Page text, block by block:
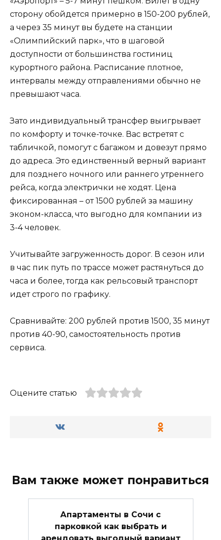
сторону обойдется примерно в 150-200 рублей,
а через 35 минут вы будете на станции
«Олимпийский парк», что в шаговой
доступности от большинства гостиниц
курортного района. Расписание плотное,
интервалы между отправлениями обычно не
превышают часа.
Зато индивидуальный трансфер выигрывает
по комфорту и точке-точке. Вас встретят с
табличкой, помогут с багажом и довезут прямо
до адреса. Это единственный верный вариант
для позднего ночного или раннего утреннего
рейса, когда электрички не ходят. Цена
фиксированная – от 1500 рублей за машину
эконом-класса, что выгодно для компании из
3-4 человек.
Учитывайте загруженность дорог. В сезон или
в час пик путь по трассе может растянуться до
часа и более, тогда как рельсовый транспорт
идет строго по графику.
Сравнивайте: 200 рублей против 1500, 35 минут
против 40-90, самостоятельность против
сервиса.
Оцените статью
Вам также может понравиться
Апартаменты в Сочи с
парковкой как выбрать и
арендовать выгодный вариант